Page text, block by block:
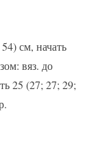
см, начать
вяз. до
25 (27; 27; 29;